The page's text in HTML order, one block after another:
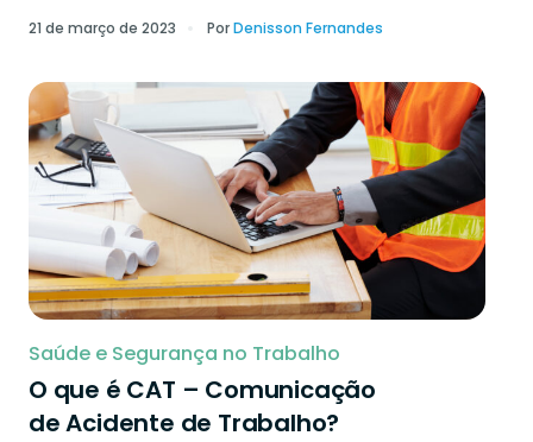
21 de março de 2023 PorDenisson Fernandes
Saúde e Segurança no Trabalho
O que é CAT – Comunicação
de Acidente de Trabalho?